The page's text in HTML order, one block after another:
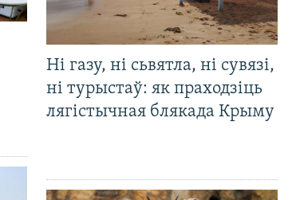
Ні газу, ні сьвятла, ні сувязі,
ні турыстаў: як праходзіць
лягістычная блякада Крыму